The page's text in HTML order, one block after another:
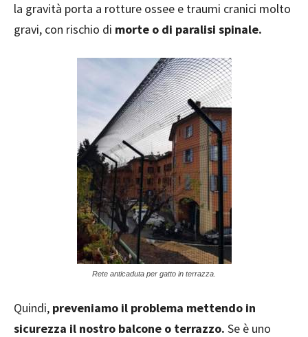
la gravità porta a rotture ossee e traumi cranici molto
gravi, con rischio di morte o di paralisi spinale.
Rete anticaduta per gatto in terrazza.
Quindi, preveniamo il problema mettendo in
sicurezza il nostro balcone o terrazzo. Se è uno